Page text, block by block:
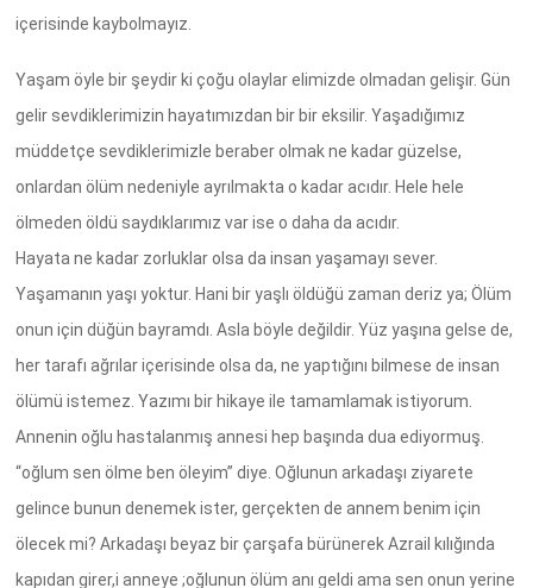
içerisinde kaybolmayız.
Yaşam öyle bir şeydir ki çoğu olaylar elimizde olmadan gelişir. Gün
gelir sevdiklerimizin hayatımızdan bir bir eksilir. Yaşadığımız
müddetçe sevdiklerimizle beraber olmak ne kadar güzelse,
onlardan ölüm nedeniyle ayrılmakta o kadar acıdır. Hele hele
ölmeden öldü saydıklarımız var ise o daha da acıdır.
Hayata ne kadar zorluklar olsa da insan yaşamayı sever.
Yaşamanın yaşı yoktur. Hani bir yaşlı öldüğü zaman deriz ya; Ölüm
onun için düğün bayramdı. Asla böyle değildir. Yüz yaşına gelse de,
her tarafı ağrılar içerisinde olsa da, ne yaptığını bilmese de insan
ölümü istemez. Yazımı bir hikaye ile tamamlamak istiyorum.
Annenin oğlu hastalanmış annesi hep başında dua ediyormuş.
“oğlum sen ölme ben öleyim” diye. Oğlunun arkadaşı ziyarete
gelince bunun denemek ister, gerçekten de annem benim için
ölecek mi? Arkadaşı beyaz bir çarşafa bürünerek Azrail kılığında
kapıdan girer,i anneye ;oğlunun ölüm anı geldi ama sen onun yerine